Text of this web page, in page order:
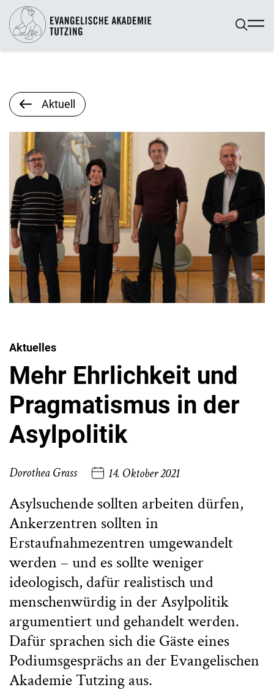
Aktuell
Aktuelles
Mehr Ehrlichkeit und
Pragmatismus in der
Asylpolitik
Dorothea Grass 14. Oktober 2021
Asylsuchende sollten arbeiten dürfen,
Ankerzentren sollten in
Erstaufnahmezentren umgewandelt
werden – und es sollte weniger
ideologisch, dafür realistisch und
menschenwürdig in der Asylpolitik
argumentiert und gehandelt werden.
Dafür sprachen sich die Gäste eines
Podiumsgesprächs an der Evangelischen
Akademie Tutzing aus.